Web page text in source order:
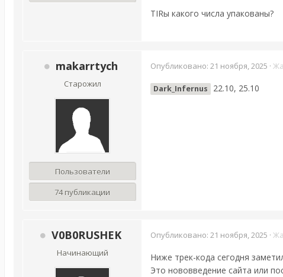
TIRы какого числа упакованы?
makarrtych
Старожил
Пользователи
74 публикации
Опубликовано: 21 ноября, 2025 ·
Dark_Infernus 22.10, 25.10
V0B0RUSHEK
Начинающий
Опубликовано: 21 ноября, 2025 ·
Ниже трек-кода сегодня
Это нововведение сайта или